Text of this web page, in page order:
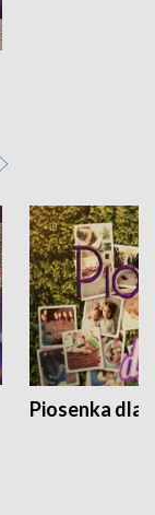
Piosenka dla